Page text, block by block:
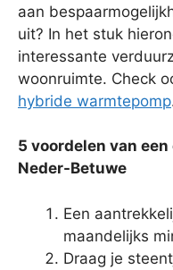
aan
uit? In het stuk
interessante
woonruimte. Check
hybride warmtepomp
5 voordelen van
Neder-Betuwe
Een
maandelijks
Draag je